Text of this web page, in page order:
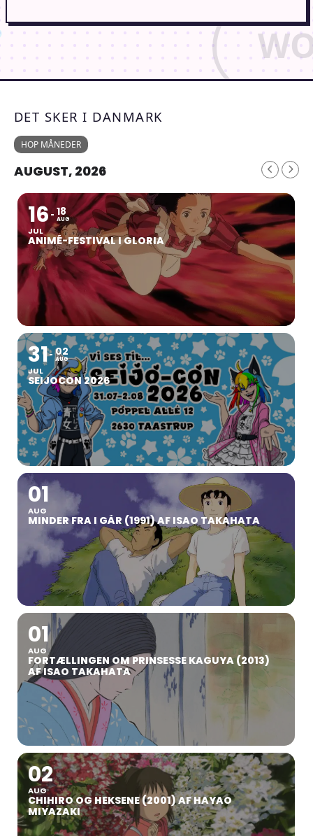
DET SKER I DANMARK
HOP MÅNEDER
AUGUST, 2026
16
JUL
18
AUG
ANIMÉ-FESTIVAL I GLORIA
31
JUL
02
AUG
SEIJOCON 2026
01
AUG
MINDER FRA I GÅR (1991) AF ISAO TAKAHATA
01
AUG
FORTÆLLINGEN OM PRINSESSE KAGUYA (2013)
AF ISAO TAKAHATA
02
AUG
CHIHIRO OG HEKSENE (2001) AF HAYAO
MIYAZAKI